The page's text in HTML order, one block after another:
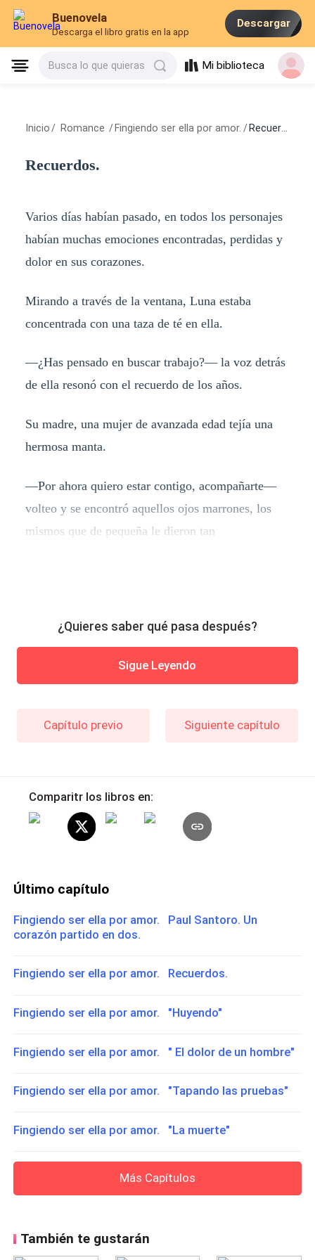
Buenovela
Descarga el libro gratis en la app
Descargar
Busca lo que quieras Mi biblioteca
Inicio / Romance / Fingiendo ser ella por amor. / Recuerdos.
Recuerdos.
Varios días habían pasado, en todos los personajes
habían muchas emociones encontradas, perdidas y
dolor en sus corazones.
Mirando a través de la ventana, Luna estaba
concentrada con una taza de té en ella.
—¿Has pensado en buscar trabajo?— la voz detrás
de ella resonó con el recuerdo de los años.
Su madre, una mujer de avanzada edad tejía una
hermosa manta.
—Por ahora quiero estar contigo, acompañarte—
volteo y se encontró aquellos ojos marrones, los
mismos que de pequeña le dieron tan
¿Quieres saber qué pasa después?
Sigue Leyendo
Capítulo previo Siguiente capítulo
Comparitr los libros en:
Último capítulo
Fingiendo ser ella por amor. Paul Santoro. Un
corazón partido en dos.
Fingiendo ser ella por amor. Recuerdos.
Fingiendo ser ella por amor. "Huyendo"
Fingiendo ser ella por amor. " El dolor de un hombre"
Fingiendo ser ella por amor. "Tapando las pruebas"
Fingiendo ser ella por amor. "La muerte"
Más Capítulos
También te gustarán